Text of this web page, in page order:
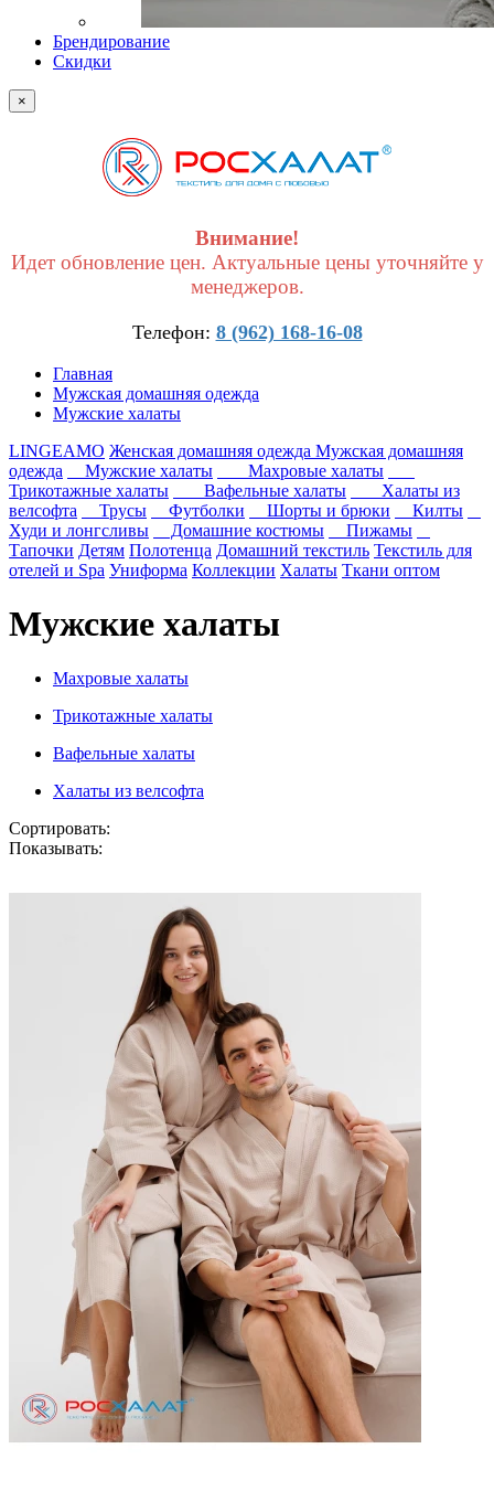
Брендирование
Скидки
×
Внимание!
Идет обновление цен. Актуальные цены уточняйте у
менеджеров.
Телефон: 8 (962) 168-16-08
Главная
Мужская домашняя одежда
Мужские халаты
LINGEAMO Женская домашняя одежда Мужская домашняя
одежда
Мужские халаты
Махровые халаты
Трикотажные халаты
Вафельные халаты
Халаты из
велсофта
Трусы Футболки Шорты и брюки
Килты
Худи и лонгсливы
Домашние костюмы
Пижамы
Тапочки Детям Полотенца Домашний текстиль Текстиль для
отелей и Spa Униформа Коллекции Халаты Ткани оптом
Мужские халаты
Махровые халаты
Трикотажные халаты
Вафельные халаты
Халаты из велсофта
Сортировать:
Показывать: